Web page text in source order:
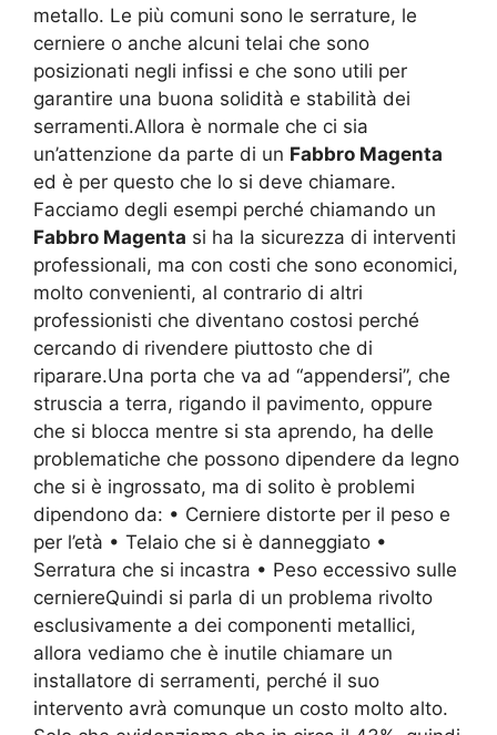
metallo. Le più comuni sono le serrature, le
cerniere o anche alcuni telai che sono
posizionati negli infissi e che sono utili per
garantire una buona solidità e stabilità dei
serramenti.Allora è normale che ci sia
un’attenzione da parte di un Fabbro Magenta
ed è per questo che lo si deve chiamare.
Facciamo degli esempi perché chiamando un
Fabbro Magenta si ha la sicurezza di interventi
professionali, ma con costi che sono economici,
molto convenienti, al contrario di altri
professionisti che diventano costosi perché
cercando di rivendere piuttosto che di
riparare.Una porta che va ad “appendersi”, che
struscia a terra, rigando il pavimento, oppure
che si blocca mentre si sta aprendo, ha delle
problematiche che possono dipendere da legno
che si è ingrossato, ma di solito è problemi
dipendono da: • Cerniere distorte per il peso e
per l’età • Telaio che si è danneggiato •
Serratura che si incastra • Peso eccessivo sulle
cerniereQuindi si parla di un problema rivolto
esclusivamente a dei componenti metallici,
allora vediamo che è inutile chiamare un
installatore di serramenti, perché il suo
intervento avrà comunque un costo molto alto.